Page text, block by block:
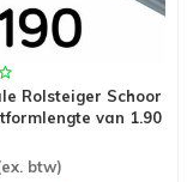
Rolsteiger Schoor
van 1.90
btw)